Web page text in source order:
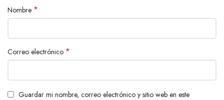
Nombre *
Correo electrónico *
Guardar mi nombre, correo electrónico y sitio web en este